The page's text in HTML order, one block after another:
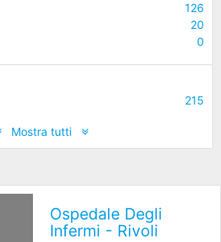
126
20
0
215
Mostra tutti
Ospedale Degli
Infermi - Rivoli